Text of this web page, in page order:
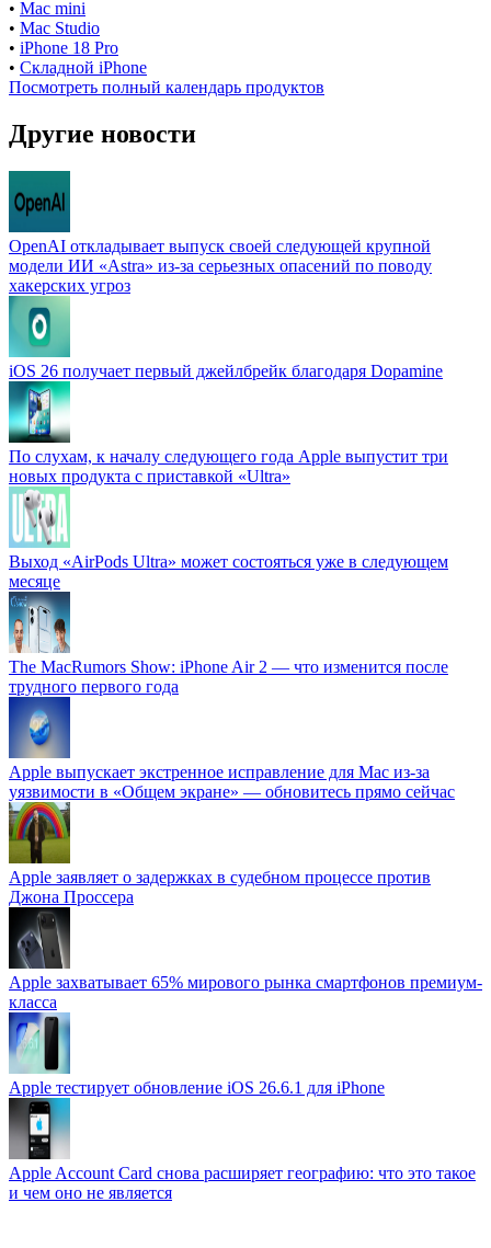
• Mac mini
• Mac Studio
• iPhone 18 Pro
• Складной iPhone
Посмотреть полный календарь продуктов
Другие новости
OpenAI откладывает выпуск своей следующей крупной
модели ИИ «Astra» из-за серьезных опасений по поводу
хакерских угроз
iOS 26 получает первый джейлбрейк благодаря Dopamine
По слухам, к началу следующего года Apple выпустит три
новых продукта с приставкой «Ultra»
Выход «AirPods Ultra» может состояться уже в следующем
месяце
The MacRumors Show: iPhone Air 2 — что изменится после
трудного первого года
Apple выпускает экстренное исправление для Mac из-за
уязвимости в «Общем экране» — обновитесь прямо сейчас
Apple заявляет о задержках в судебном процессе против
Джона Проссера
Apple захватывает 65% мирового рынка смартфонов премиум-
класса
Apple тестирует обновление iOS 26.6.1 для iPhone
Apple Account Card снова расширяет географию: что это такое
и чем оно не является